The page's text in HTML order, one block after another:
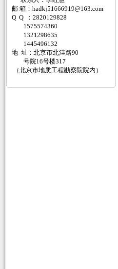
邮 箱： hadkj51666919@163.com
Q Q ：2820129828
1575574360
1321298635
1445496132
地 址：北京市北洼路90
号院16号楼317
（北京市地质工程勘察院院内）